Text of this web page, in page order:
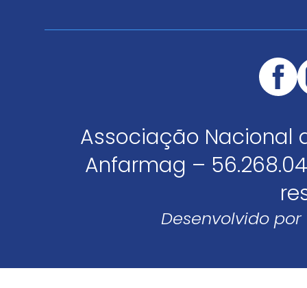
Associação Nacional
Anfarmag –
Desenvolvido por